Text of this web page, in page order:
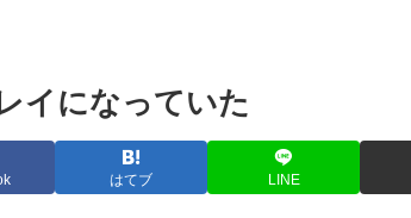
イになっていた
はてブ LINE